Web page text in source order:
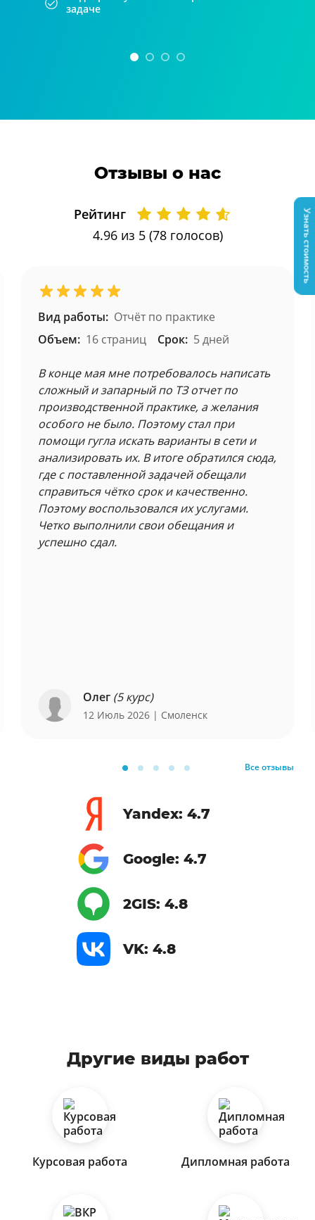
задаче
Отзывы о нас
Рейтинг
4.96из 5 (78 голосов)
Вид работы: Отчёт по практике
Объем: 16 страниц Срок: 5 дней
В конце мая мне потребовалось написать
сложный и запарный по ТЗ отчет по
производственной практике, а желания
особого не было. Поэтому стал при
помощи гугла искать варианты в сети и
анализировать их. В итоге обратился сюда,
где с поставленной задачей обещали
справиться чётко срок и качественно.
Поэтому воспользовался их услугами.
Четко выполнили свои обещания и
успешно сдал.
Олег (5 курс)
12 Июль 2026 | Смоленск
Все отзывы
Yandex: 4.7
Google: 4.7
2GIS: 4.8
VK: 4.8
Другие виды работ
Курсовая работа Дипломная работа
Узнать стоимость